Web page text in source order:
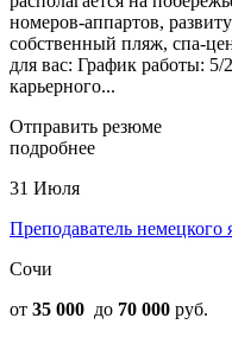
номеров-аппартов,
собственный пляж, спа-
для вас: График работы:
карьерного...
Отправить резюме
подробнее
31 Июля
Преподаватель немецкого
Сочи
от 35 000 до 70 000 руб.